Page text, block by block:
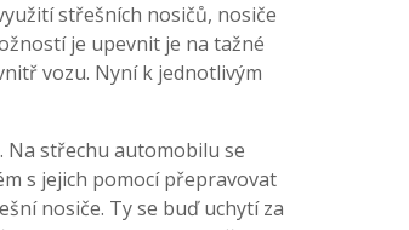
střešních nosičů, nosiče
je upevnit je na tažné
vozu. Nyní k jednotlivým
Na střechu automobilu se
s jejich pomocí přepravovat
nosiče. Ty se buď uchytí za